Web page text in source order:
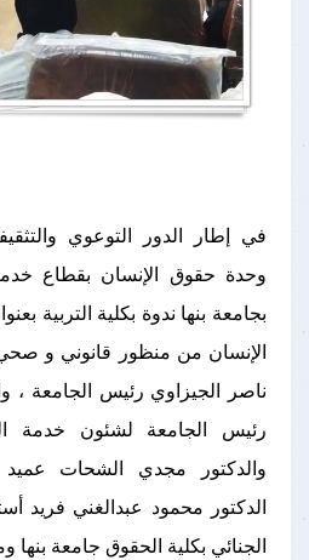
في إطار الدور التوعوي
وحدة حقوق الإنسان بقطاع خدمة
بجامعة بنها ندوة بكلية التربية
الإنسان من منظور قانوني و صحي
ناصر الجيزاوي رئيس الجامعة ،
رئيس الجامعة لشئون خدمة
والدكتور مجدي الشحات عميد
الدكتور محمود عبدالغني فريد
الجنائي بكلية الحقوق جامعة